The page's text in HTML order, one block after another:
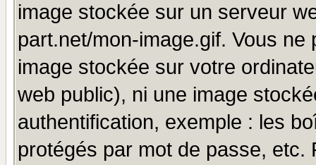
image stockée sur un serveur
part.net/mon-image.gif. Vous
image stockée sur votre
web public), ni une image
authentification, exemple : les
protégés par mot de passe,